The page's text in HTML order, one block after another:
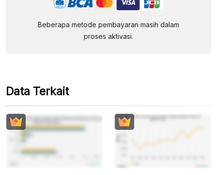
Beberapa metode pembayaran masih dalam
proses aktivasi.
Data Terkait